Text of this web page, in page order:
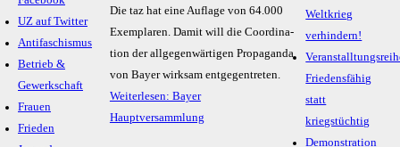
UZ auf Twitter
Antifaschismus
Betrieb &
Gewerkschaft
Frauen
Frieden
Die taz hat ei­ne Auf­la­ge von 64.000
Ex­em­pla­ren. Da­mit will die Co­or­di­na­
ti­on der all­ge­gen­wär­ti­gen Pro­pa­gan­da
von Bay­er wirk­sam ent­ge­gen­tre­ten.
Weiterlesen: Bayer
Hauptversammlung
Weltkrieg
verhindern!
Friedensfähig
statt
kriegstüchtig
Demonstration